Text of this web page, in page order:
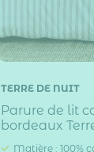
TERRE DE NUIT
Parure de lit
bordeaux
Matière : 100%